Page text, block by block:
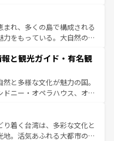
ョッピング、エンターテイ
ポットだ。一方、アメリカ
ンドキャニオンやイエロー
楽と美食が融合した独特の
の各地域で異なる魅力を楽
な歴史を感じることができ
プや列車の旅も、アメリカ
れ、多くの島で構成される
をもっている。大自然の神
番の観光地といえばオアフ
らマウイ島やカウアイ島が
に輝く海をはじめ、豊かな
アロハスピリット」と呼ば
やハワイアンミュージッ
すべてがハワイの魅力を彩
発見と感動が待っているハ
と観光ガイド・有名観
と多様な文化が魅力の国。
ニー・オペラハウス、オー
えるウルル（エアーズロッ
林やケアンズの熱帯雨林な
、カフェやワイン、オージ
着く台湾は、多彩な文化と
。活気あふれる大都市の台